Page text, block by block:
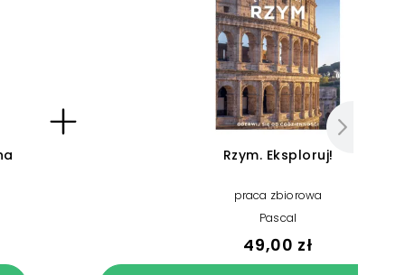
Rzym. Eksploruj!
praca zbiorowa
Pascal
49,00 zł